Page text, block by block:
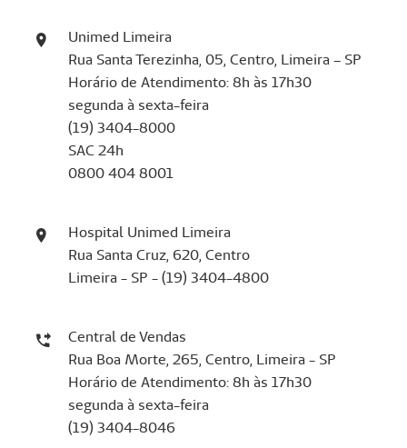
Unimed Limeira
Rua Santa Terezinha, 05, Centro, Limeira – SP
Horário de Atendimento: 8h às 17h30
segunda à sexta-feira
(19) 3404-8000
SAC 24h
0800 404 8001
Hospital Unimed Limeira
Rua Santa Cruz, 620, Centro
Limeira - SP - (19) 3404-4800
Central de Vendas
Rua Boa Morte, 265, Centro, Limeira - SP
Horário de Atendimento: 8h às 17h30
segunda à sexta-feira
(19) 3404-8046